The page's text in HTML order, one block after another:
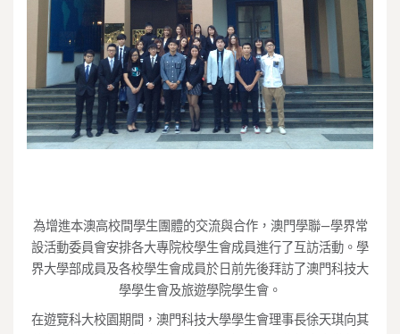
為增進本澳高校間學生團體的交流與合作，澳門學聯—學界常
設活動委員會安排各大專院校學生會成員進行了互訪活動。學
界大學部成員及各校學生會成員於日前先後拜訪了澳門科技大
學學生會及旅遊學院學生會。
在遊覽科大校園期間，澳門科技大學學生會理事長徐天琪向其